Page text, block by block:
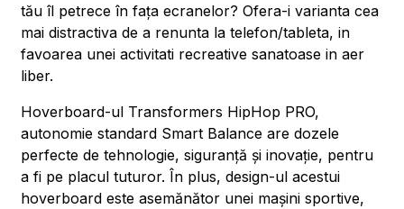
tău îl petrece în fața ecranelor? Ofera-i varianta cea
mai distractiva de a renunta la telefon/tableta, in
favoarea unei activitati recreative sanatoase in aer
liber.
Hoverboard-ul Transformers HipHop PRO,
autonomie standard Smart Balance are dozele
perfecte de tehnologie, siguranță și inovație, pentru
a fi pe placul tuturor. În plus, design-ul acestui
hoverboard este asemănător unei mașini sportive,